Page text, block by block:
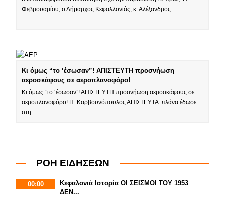
Φεβρουαρίου, ο Δήμαρχος Κεφαλλονιάς, κ. Αλέξανδρος…
Κι όμως “το ‘έσωσαν”! ΑΠΙΣΤΕΥΤΗ προσνήωση
αεροσκάφους σε αεροπλανοφόρο!
Κι όμως “το ‘έσωσαν”! ΑΠΙΣΤΕΥΤΗ προσνήωση αεροσκάφους σε
αεροπλανοφόρο! Π. Καρβουνόπουλος ΑΠΙΣΤΕΥΤΑ πλάνα έδωσε
στη…
ΡΟΗ ΕΙΔΗΣΕΩΝ
00:00
Κεφαλονιά Ιστορία ΟΙ ΣΕΙΣΜΟΙ ΤΟΥ 1953
ΔΕΝ...